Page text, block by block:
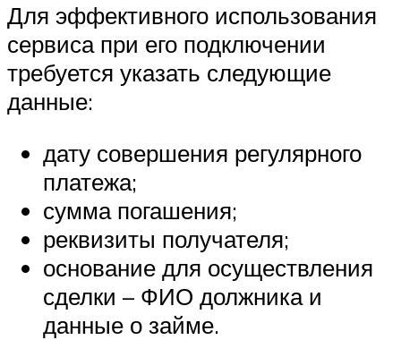
Для эффективного использования
сервиса при его подключении
требуется указать следующие
данные:
дату совершения регулярного
платежа;
сумма погашения;
реквизиты получателя;
основание для осуществления
сделки – ФИО должника и
данные о займе.